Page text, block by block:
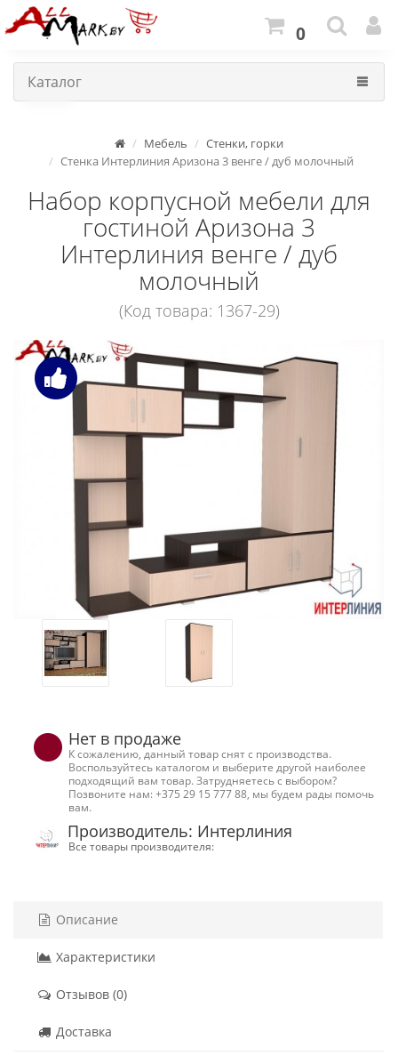
0
Каталог
Мебель
Стенки, горки
Стенка Интерлиния Аризона 3 венге / дуб молочный
Набор корпусной мебели для
гостиной Аризона 3
Интерлиния венге / дуб
молочный
(Код товара: 1367-29)
Нет в продаже
К сожалению, данный товар снят с производства.
Воспользуйтесь каталогом и выберите другой наиболее
подходящий вам товар. Затрудняетесь с выбором?
Позвоните нам: +375 29 15 777 88, мы будем рады помочь
вам.
Производитель: Интерлиния
Все товары производителя:
Описание
Характеристики
Отзывов (0)
Доставка